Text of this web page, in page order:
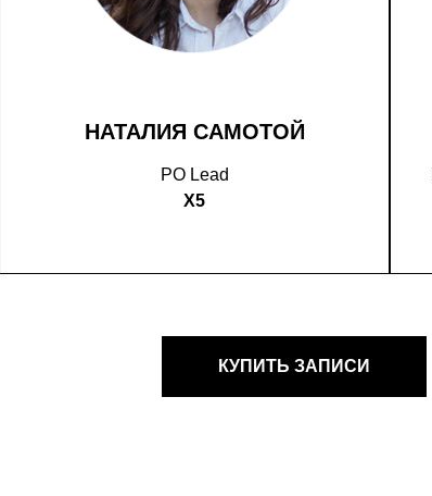
НАТАЛИЯ САМОТОЙ
PO Lead
X5
КУПИТЬ ЗАПИСИ